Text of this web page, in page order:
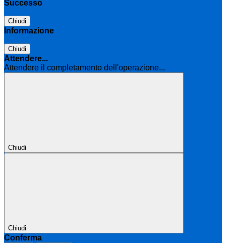
Successo
Chiudi
Informazione
Chiudi
Attendere...
Attendere il completamento dell'operazione...
Chiudi
Chiudi
Conferma